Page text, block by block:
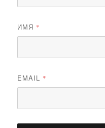
ИМЯ *
EMAIL *